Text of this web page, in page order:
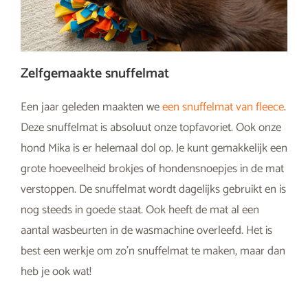
Zelfgemaakte snuffelmat
Een jaar geleden maakten weeen snuffelmat van fleece.
Deze snuffelmat is absoluut onze topfavoriet. Ook onze
hond Mika is er helemaal dol op. Je kunt gemakkelijk een
grote hoeveelheid brokjes of hondensnoepjes in de mat
verstoppen. De snuffelmat wordt dagelijks gebruikt en is
nog steeds in goede staat. Ook heeft de mat al een
aantal wasbeurten in de wasmachine overleefd. Het is
best een werkje om zo’n snuffelmat te maken, maar dan
heb je ook wat!